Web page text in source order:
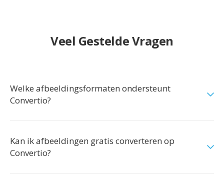
Veel Gestelde Vragen
Welke afbeeldingsformaten ondersteunt
Convertio?
Kan ik afbeeldingen gratis converteren op
Convertio?